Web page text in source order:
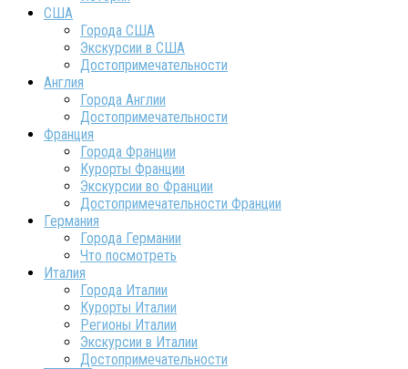
США
Города США
Экскурсии в США
Достопримечательности
Англия
Города Англии
Достопримечательности
Франция
Города Франции
Курорты Франции
Экскурсии во Франции
Достопримечательности Франции
Германия
Города Германии
Что посмотреть
Италия
Города Италии
Курорты Италии
Регионы Италии
Экскурсии в Италии
Достопримечательности